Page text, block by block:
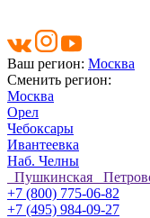
Ваш регион: Москва
Сменить регион:
Москва
Орел
Чебоксары
Ивантеевка
Наб. Челны
Пушкинская
+7 (800) 775-06-82
+7 (495) 984-09-27